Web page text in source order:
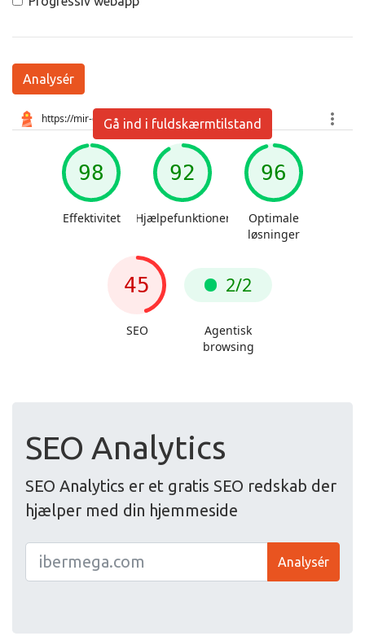
Analysér
Gå ind i fuldskærmtilstand
SEO Analytics
SEO Analytics er et gratis SEO redskab der
hjælper med din hjemmeside
Analysér